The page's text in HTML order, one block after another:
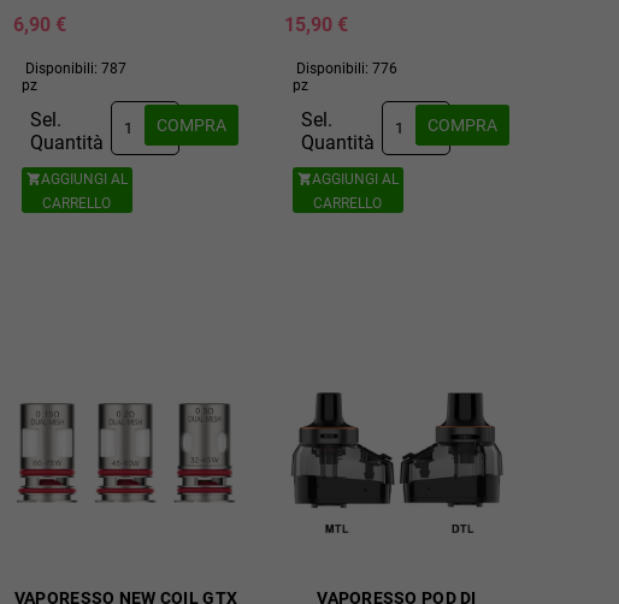
6,90 €
Disponibili: 787
pz
Sel.
Quantità
AGGIUNGI AL
CARRELLO
COMPRA
15,90 €
Disponibili: 776
pz
Sel.
Quantità
AGGIUNGI AL
CARRELLO
COMPRA
VAPORESSO NEW COIL GTX VAPORESSO POD DI